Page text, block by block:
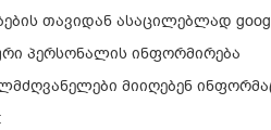
თავიდან ასაცილებლად
პერსონალის ინფორმირება
მიიღებენ